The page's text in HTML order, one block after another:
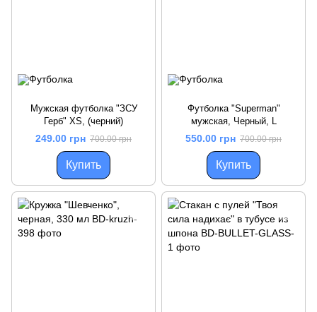
Мужская футболка "ЗСУ
Герб" XS, (черний)
249.00 грн 700.00 грн
Купить
Футболка "Superman"
мужская, Черный, L
550.00 грн 700.00 грн
Купить